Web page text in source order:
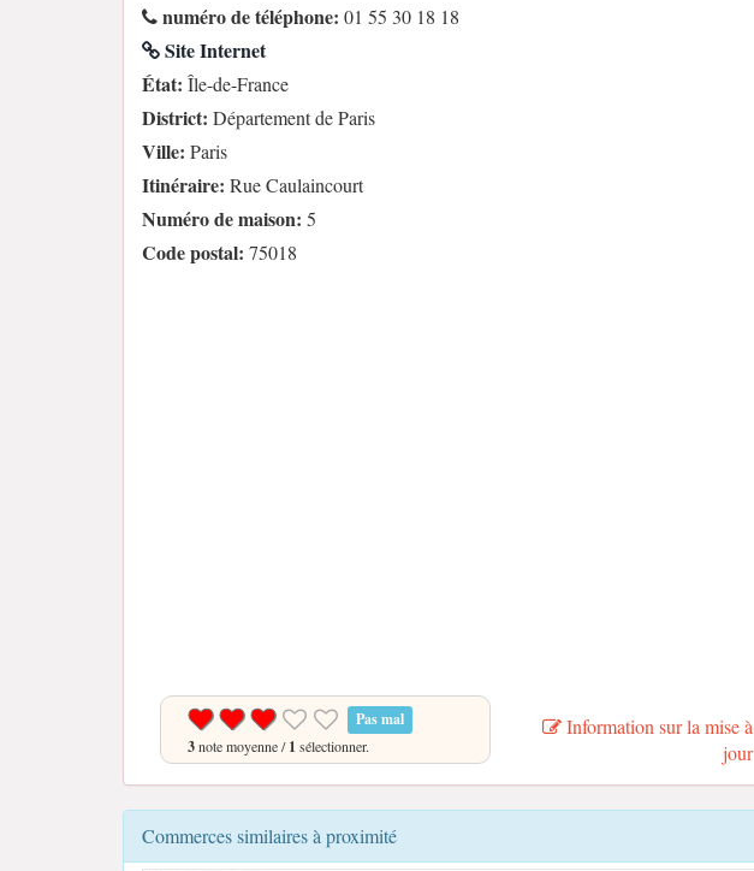
numéro de téléphone: 01 55 30 18 18
Site Internet
État: Île-de-France
District: Département de Paris
Ville: Paris
Itinéraire: Rue Caulaincourt
Numéro de maison: 5
Code postal: 75018
Pas mal
3note moyenne /1 sélectionner.
Information sur la mise à
jour
Commerces similaires à proximité